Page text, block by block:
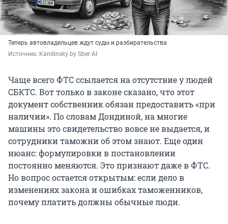
Теперь автовладельцев ждут суды и разбирательства
Источник: Kandinsky by Sber AI
Чаще всего ФТС ссылается на отсутствие у людей
СБКТС. Вот только в законе сказано, что этот
документ собственник обязан предоставить «при
наличии». По словам Дондиной, на многие
машины это свидетельство вовсе не выдается, и
сотрудники таможни об этом знают. Еще один
нюанс: формулировки в постановлении
постоянно меняются. Это признают даже в ФТС.
Но вопрос остается открытым: если дело в
изменениях закона и ошибках таможенников,
почему платить должны обычные люди.